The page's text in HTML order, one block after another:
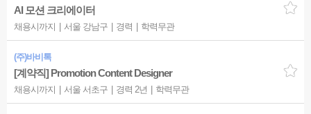
AI 모션 크리에이터
채용시까지 서울 강남구 경력 학력무관
(주)바비톡
[계약직] Promotion Content Designer
채용시까지 서울 서초구 경력 2년 학력무관